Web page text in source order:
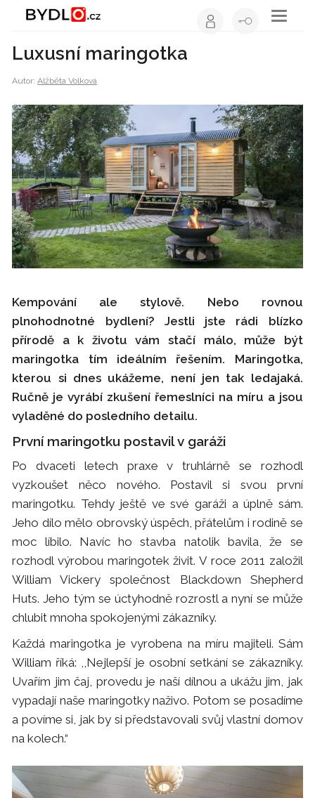
Toggle
Luxusní maringotka
Autor:Alžběta Volková
Kempování ale stylově. Nebo rovnou
plnohodnotné bydlení? Jestli jste rádi blízko
přírodě a k životu vám stačí málo, může být
maringotka tím ideálním řešením. Maringotka,
kterou si dnes ukážeme, není jen tak ledajaká.
Ručně je vyrábí zkušení řemeslníci na míru a jsou
vyladěné do posledního detailu.
První maringotku postavil v garáži
Po dvaceti letech praxe v truhlárně se rozhodl
vyzkoušet něco nového. Postavil si svou první
maringotku. Tehdy ještě ve své garáži a úplně sám.
Jeho dílo mělo obrovský úspěch, přátelům i rodině se
moc líbilo. Navíc ho stavba natolik bavila, že se
rozhodl výrobou maringotek živit. V roce 2011 založil
William Vickery společnost Blackdown Shepherd
Huts. Jeho tým se úctyhodně rozrostl a nyní se může
chlubit mnoha spokojenými zákazníky.
Každá maringotka je vyrobena na míru majiteli. Sám
William říká: ,,Nejlepší je osobní setkání se zákazníky.
Uvařím jim čaj, provedu je naší dílnou a ukážu jim, jak
vypadají naše maringotky naživo. Potom se posadíme
a povíme si, jak by si představovali svůj vlastní domov
na kolech.“